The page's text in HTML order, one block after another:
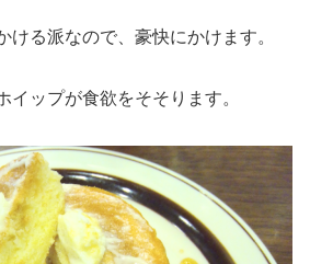
ける派なので、豪快にかけます。
イップが食欲をそそります。